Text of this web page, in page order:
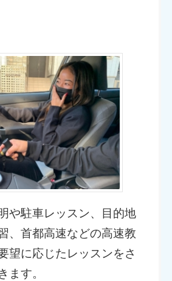
や駐車レッスン、目的地
、首都高速などの高速教
望に応じたレッスンをさ
ます。